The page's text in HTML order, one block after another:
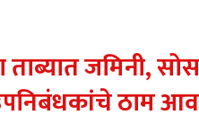
जमिनी,
ठाम